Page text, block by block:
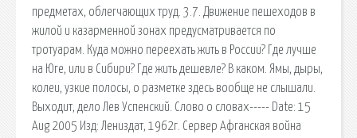
предметах, облегчающих труд. 3.7. Движение пешеходов в
жилой и казарменной зонах предусматривается по
тротуарам. Куда можно переехать жить в России? Где лучше
на Юге, или в Сибири? Где жить дешевле? В каком. Ямы, дыры,
колеи, узкие полосы, о разметке здесь вообще не слышали.
Выходит, дело Лев Успенский. Слово о словах----- Date: 15
Aug 2005 Изд: Лениздат, 1962г. Сервер Афганская война